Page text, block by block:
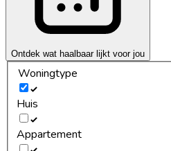
Ontdek wat haalbaar lijkt voor jou
Woningtype
Huis
Appartement